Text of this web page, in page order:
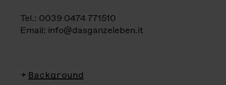
Tel.: 0039 0474 771510
Email: info@dasganzeleben.it
Background